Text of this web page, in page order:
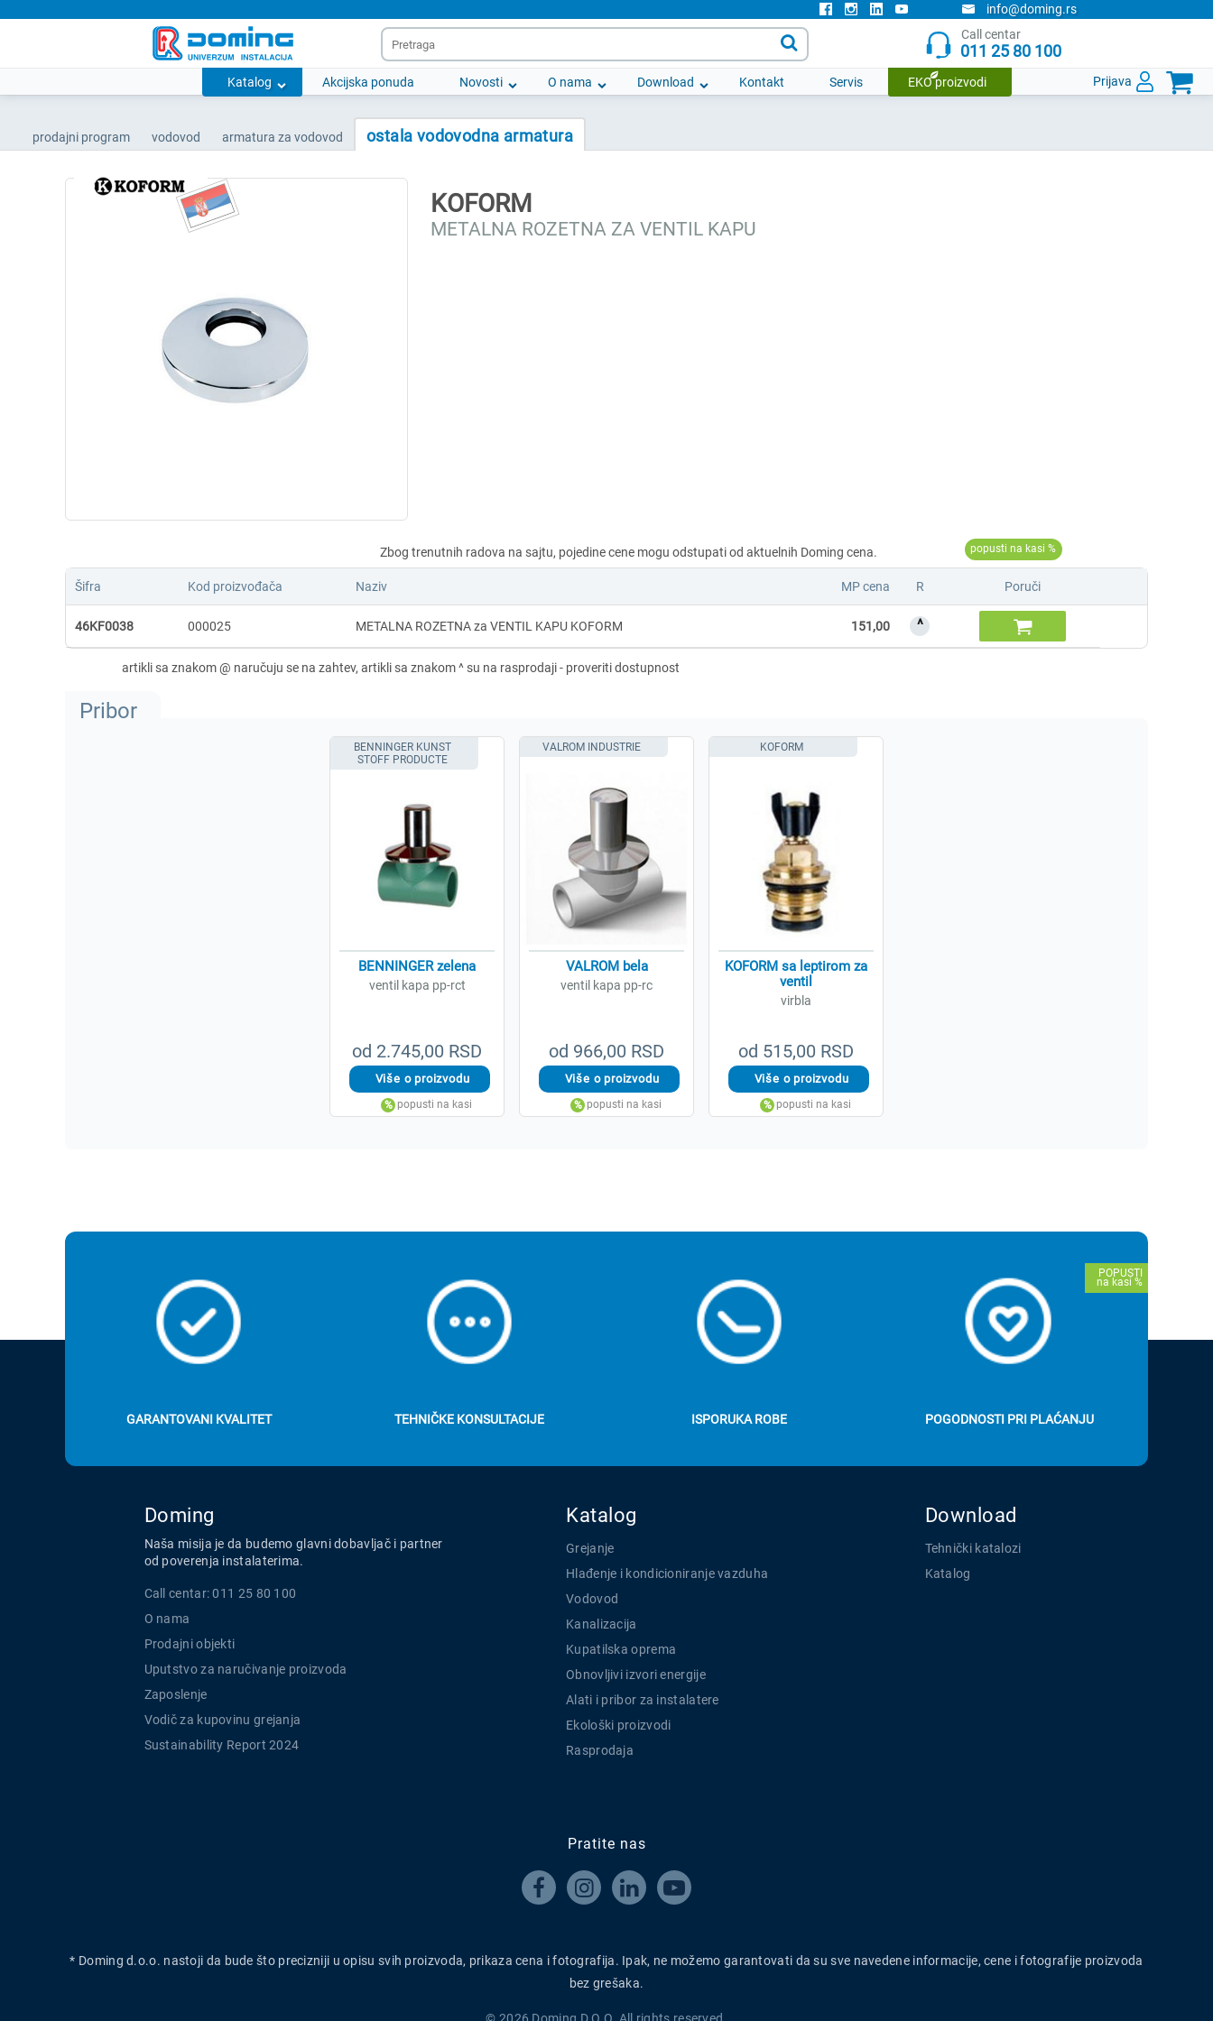
info@doming.rs
Call centar
011 25 80 100
Katalog Akcijska ponuda Novosti O nama Download Kontakt Servis EKO proizvodi Prijava 

prodajni program vodovod armatura za vodovod ostala vodovodna armatura
KOFORM
METALNA ROZETNA ZA VENTIL KAPU
Šifra Kod proizvođača Naziv MP cena R Poruči
46KF0038 000025 METALNA ROZETNA za VENTIL KAPU KOFORM 151,00 ^ 
Pribor
od 2.745,00 RSD
BENNINGER zelena
ventil kapa pp-rct
BENNINGER KUNST
STOFF PRODUCTE
od 966,00 RSD
VALROM bela
ventil kapa pp-rc
VALROM INDUSTRIE
od 515,00 RSD
KOFORM sa leptirom za
ventil
virbla
KOFORM
GARANTOVANI KVALITET TEHNIČKE KONSULTACIJE ISPORUKA ROBE POGODNOSTI PRI PLAĆANJU
Doming
Naša misija je da budemo glavni dobavljač i partner
od poverenja instalaterima.
Call centar: 011 25 80 100
O nama
Prodajni objekti
Uputstvo za naručivanje proizvoda
Zaposlenje
Vodič za kupovinu grejanja
Sustainability Report 2024
Katalog
Grejanje
Hlađenje i kondicioniranje vazduha
Vodovod
Kanalizacija
Kupatilska oprema
Obnovljivi izvori energije
Alati i pribor za instalatere
Ekološki proizvodi
Rasprodaja
Download
Tehnički katalozi
Katalog
Pratite nas
   
* Doming d.o.o. nastoji da bude što precizniji u opisu svih proizvoda, prikaza cena i fotografija. Ipak, ne možemo garantovati da su sve navedene informacije, cene i fotografije proizvoda
bez grešaka.